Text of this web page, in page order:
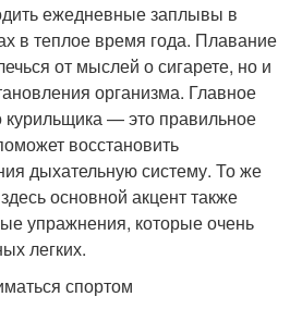
ежедневные заплывы в
в теплое время года. Плавание
от мыслей о сигарете, но и
организма. Главное
— это правильное
восстановить
дыхательную систему. То же
основной акцент также
упражнения, которые очень
легких.
спортом